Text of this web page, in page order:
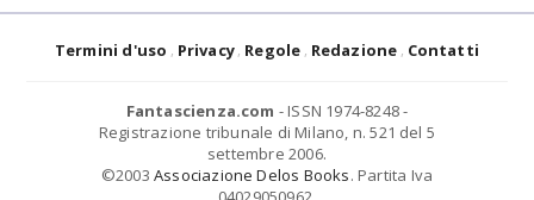
Termini d'uso Privacy Regole Redazione Contatti
Fantascienza.com - ISSN 1974-8248 -
Registrazione tribunale di Milano, n. 521 del 5
settembre 2006.
©2003 Associazione Delos Books. Partita Iva